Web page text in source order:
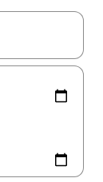
explore-os